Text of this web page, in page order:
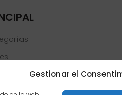
Gestionar el
Oficiales